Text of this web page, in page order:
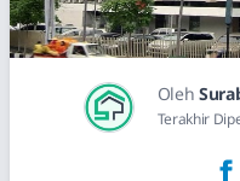
Oleh
Terakhir